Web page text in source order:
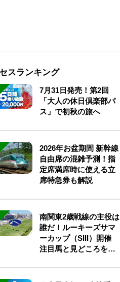
スランキング
7月31日発売！第2回
「大人の休日倶楽部パ
ス」で初秋の旅へ
2026年お盆期間 新幹線
自由席の混雑予測！指
定席満席時に使える立
席特急券も解説
南関東2歳戦線の主役は
誰だ！ルーキーズサマ
ーカップ（SIII）開催
注目馬と見どころをチ